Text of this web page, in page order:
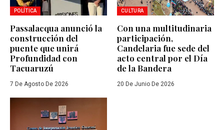
POLÍTICA
Passalacqua anunció la
construcción del
puente que unirá
Profundidad con
Tacuaruzú
7 De Agosto De 2026
CULTURA
Con una multitudinaria
participación,
Candelaria fue sede del
acto central por el Día
de la Bandera
20 De Junio De 2026